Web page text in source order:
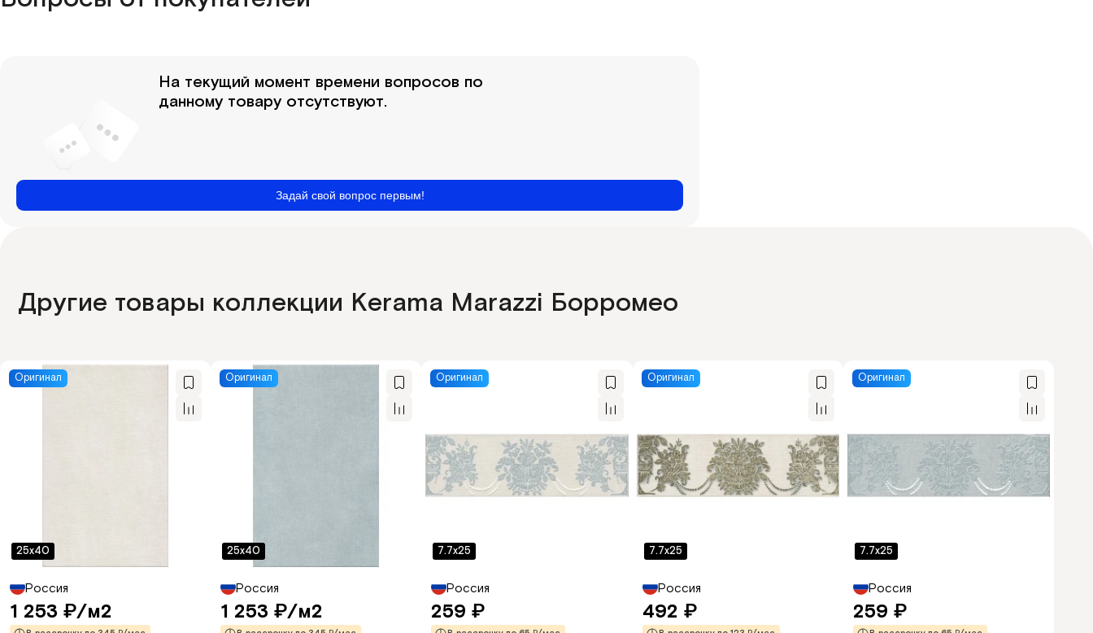
На текущий момент времени вопросов по
данному товару отсутствуют.
Задай свой вопрос первым!
Другие товары коллекции Kerama Marazzi Борромео
Оригинал
25x40
Россия
1 253 ₽/м2
Оригинал
25x40
Россия
1 253₽/м2
Оригинал
7.7x25
Россия
259₽
Оригинал
7.7x25
Россия
492 ₽
Оригинал
7.7x25
Россия
259 ₽